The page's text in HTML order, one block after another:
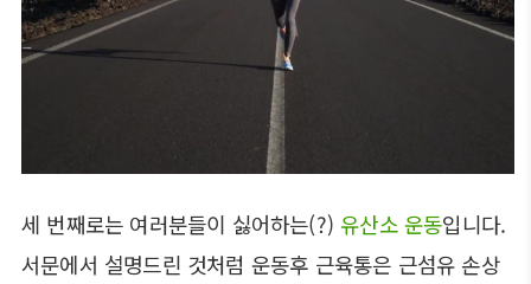
세 번째로는 여러분들이 싫어하는(?) 유산소 운동입니다.
서문에서 설명드린 것처럼 운동후 근육통은 근섬유 손상